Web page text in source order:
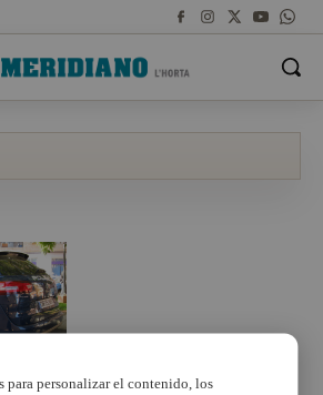
para personalizar el contenido, los